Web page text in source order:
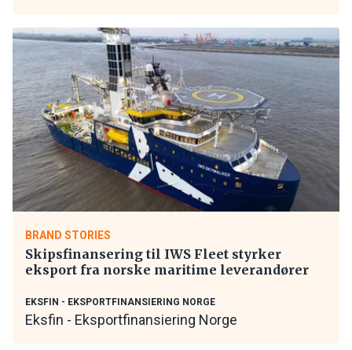
BRAND STORIES
Skipsfinansering til IWS Fleet styrker
eksport fra norske maritime leverandører
EKSFIN - EKSPORTFINANSIERING NORGE
Eksfin - Eksportfinansiering Norge